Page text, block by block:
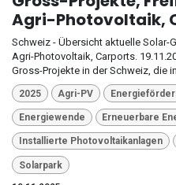
Agri-Photovoltaik,
Schweiz - Übersicht aktuelle Solar-
Agri-Photovoltaik, Carports.
Gross-Projekte in der Schweiz, die
2025 Agri-PV
Energiewende Erneuerbare
Installierte Photovoltaikanlagen
Solarpark